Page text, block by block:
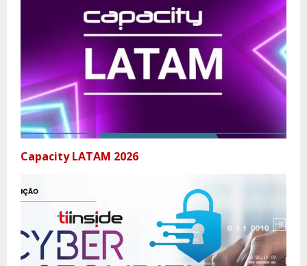
Capacity LATAM 2026